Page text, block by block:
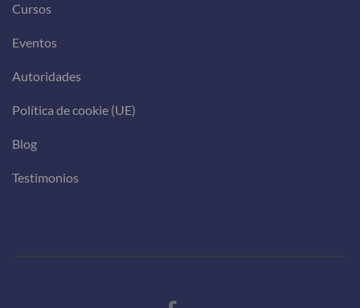
Cursos
Eventos
Autoridades
Política de cookie (UE)
Blog
Testimonios